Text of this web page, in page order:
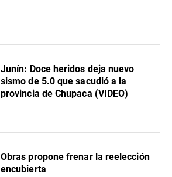
Junín: Doce heridos deja nuevo
sismo de 5.0 que sacudió a la
provincia de Chupaca (VIDEO)
Obras propone frenar la reelección
encubierta